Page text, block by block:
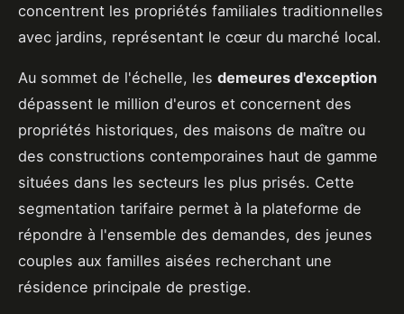
concentrent les propriétés familiales traditionnelles
avec jardins, représentant le cœur du marché local.
Au sommet de l'échelle, les demeures d'exception
dépassent le million d'euros et concernent des
propriétés historiques, des maisons de maître ou
des constructions contemporaines haut de gamme
situées dans les secteurs les plus prisés. Cette
segmentation tarifaire permet à la plateforme de
répondre à l'ensemble des demandes, des jeunes
couples aux familles aisées recherchant une
résidence principale de prestige.